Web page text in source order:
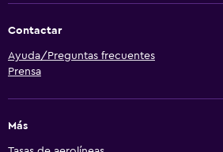
Contactar
Ayuda/Preguntas frecuentes
Prensa
Más